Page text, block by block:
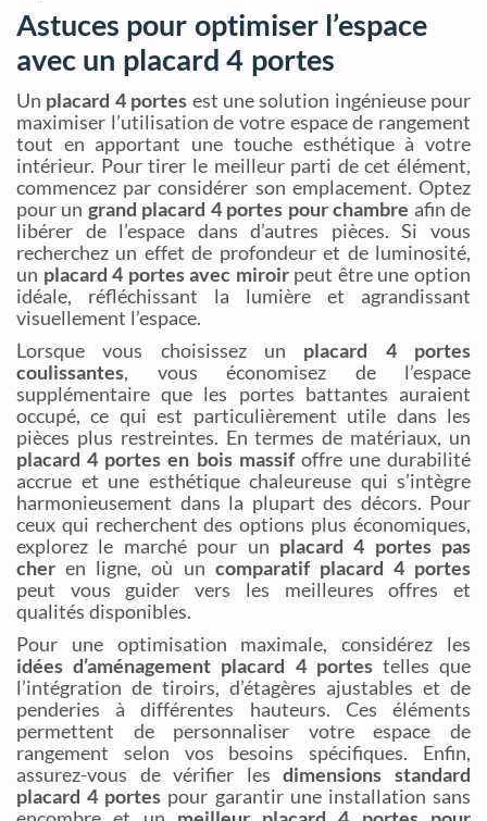
Astuces pour optimiser l’espace
avec un placard 4 portes
Un placard 4 portes est une solution ingénieuse pour
maximiser l’utilisation de votre espace de rangement
tout en apportant une touche esthétique à votre
intérieur. Pour tirer le meilleur parti de cet élément,
commencez par considérer son emplacement. Optez
pour un grand placard 4 portes pour chambre afin de
libérer de l’espace dans d’autres pièces. Si vous
recherchez un effet de profondeur et de luminosité,
un placard 4 portes avec miroirpeut être une option
idéale, réfléchissant la lumière et agrandissant
visuellement l’espace.
Lorsque vous choisissez un placard 4 portes
coulissantes, vous économisez de l’espace
supplémentaire que les portes battantes auraient
occupé, ce qui est particulièrement utile dans les
pièces plus restreintes. En termes de matériaux, un
placard 4 portes en bois massifoffre une durabilité
accrue et une esthétique chaleureuse qui s’intègre
harmonieusement dans la plupart des décors. Pour
ceux qui recherchent des options plus économiques,
explorez le marché pour un placard 4 portes pas
cher en ligne, où un comparatif placard 4 portes
peut vous guider vers les meilleures offres et
qualités disponibles.
Pour une optimisation maximale, considérez les
idées d’aménagement placard 4 portestelles que
l’intégration de tiroirs, d’étagères ajustables et de
penderies à différentes hauteurs. Ces éléments
permettent de personnaliser votre espace de
rangement selon vos besoins spécifiques. Enfin,
assurez-vous de vérifier lesdimensions standard
placard 4 portes pour garantir une installation sans